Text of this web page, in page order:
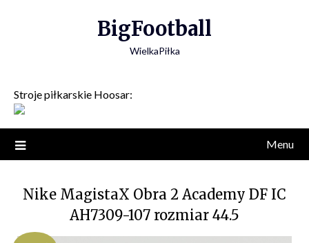
BigFootball
WielkaPiłka
Stroje piłkarskie Hoosar:
Menu
Nike MagistaX Obra 2 Academy DF IC
AH7309-107 rozmiar 44.5